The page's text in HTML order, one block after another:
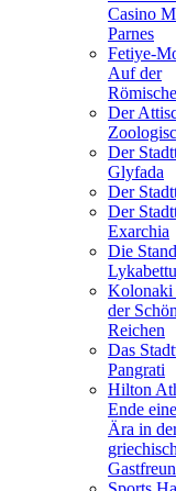
Casino
Parnes
Fetiye-
Auf der
Der
Der
Glyfada
Der
Der
Exarchia
Die
Kolonaki
der
Reichen
Das
Pangrati
Hilton
Ende
Ära in